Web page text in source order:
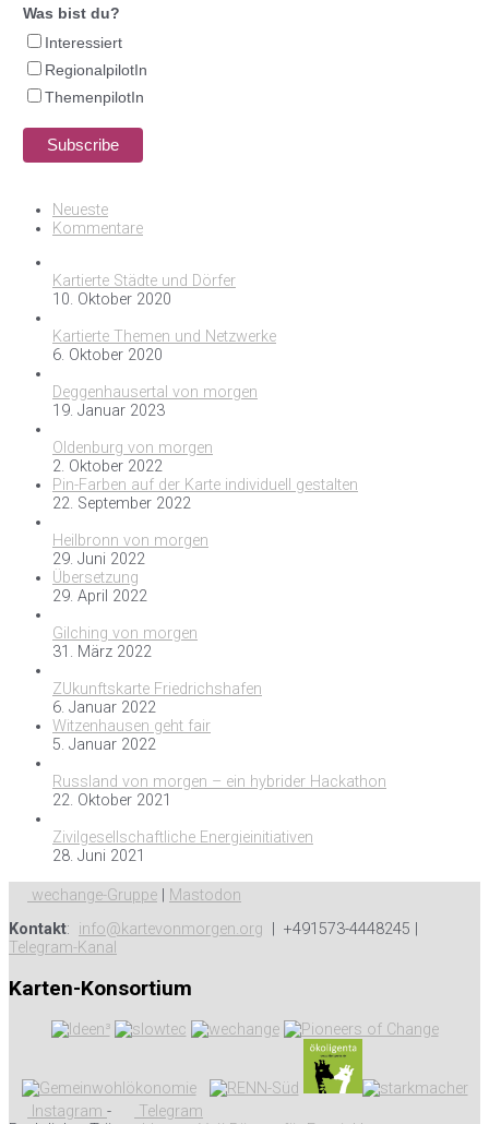
Was bist du?
Interessiert
RegionalpilotIn
ThemenpilotIn
Neueste
Kommentare
Kartierte Städte und Dörfer
10. Oktober 2020
Kartierte Themen und Netzwerke
6. Oktober 2020
Deggenhausertal von morgen
19. Januar 2023
Oldenburg von morgen
2. Oktober 2022
Pin-Farben auf der Karte individuell gestalten
22. September 2022
Heilbronn von morgen
29. Juni 2022
Übersetzung
29. April 2022
Gilching von morgen
31. März 2022
ZUkunftskarte Friedrichshafen
6. Januar 2022
Witzenhausen geht fair
5. Januar 2022
Russland von morgen – ein hybrider Hackathon
22. Oktober 2021
Zivilgesellschaftliche Energieinitiativen
28. Juni 2021
wechange-Gruppe
Mastodon
Kontakt: info@kartevonmorgen.org | +491573-4448245 |
Telegram-Kanal
Karten-Konsortium
Instagram -
Telegram